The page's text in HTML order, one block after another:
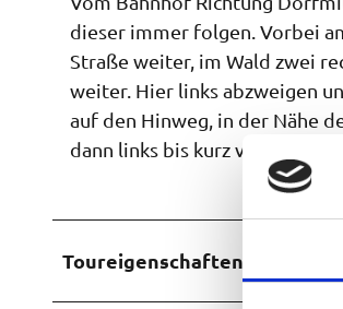
dieser immer folgen. Vorbei
Straße weiter, im Wald zwei
weiter. Hier links abzweigen
auf den Hinweg, in der Nähe
dann links bis kurz vor dem
Toureigenschaften